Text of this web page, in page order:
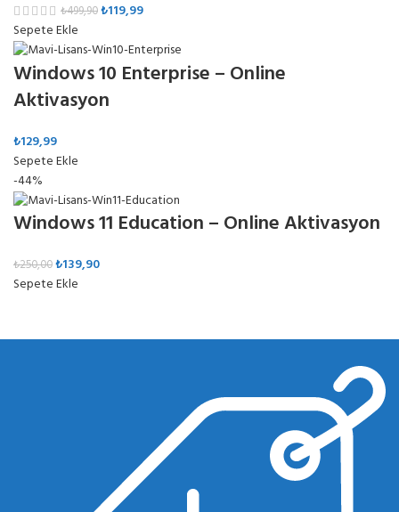
₺499,90₺119,99
Sepete Ekle
Windows 10 Enterprise – Online
Aktivasyon
₺129,99
Sepete Ekle
-44%
Windows 11 Education – Online Aktivasyon
₺250,00₺139,90
Sepete Ekle